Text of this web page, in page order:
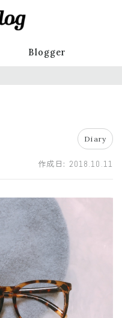
Blogger
Diary
作成日: 2018.10.11